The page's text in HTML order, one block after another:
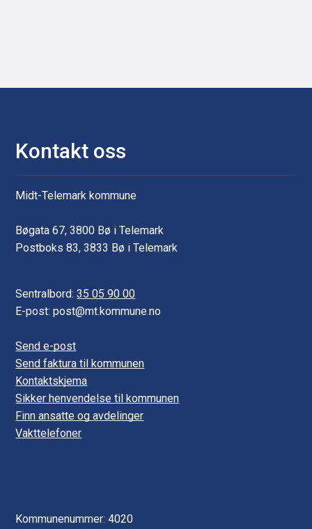
r
Kontakt oss
Midt-Telemark kommune
Bøgata 67, 3800 Bø i Telemark
Postboks 83, 3833 Bø i Telemark
Sentralbord:35 05 90 00
E-post: post@mt.kommune.no
Send e-post
Send faktura til kommunen
Kontaktskjema
Sikker henvendelse til kommunen
Finn ansatte og avdelinger
Vakttelefoner
Kommunenummer: 4020